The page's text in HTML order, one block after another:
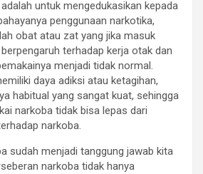
untuk mengedukasikan kepada
penggunaan narkotika,
obat atau zat yang jika masuk
terhadap kerja otak dan
menjadi tidak normal.
daya adiksi atau ketagihan,
habitual yang sangat kuat, sehingga
narkoba tidak bisa lepas dari
narkoba.
sudah menjadi tanggung jawab kita
narkoba tidak hanya